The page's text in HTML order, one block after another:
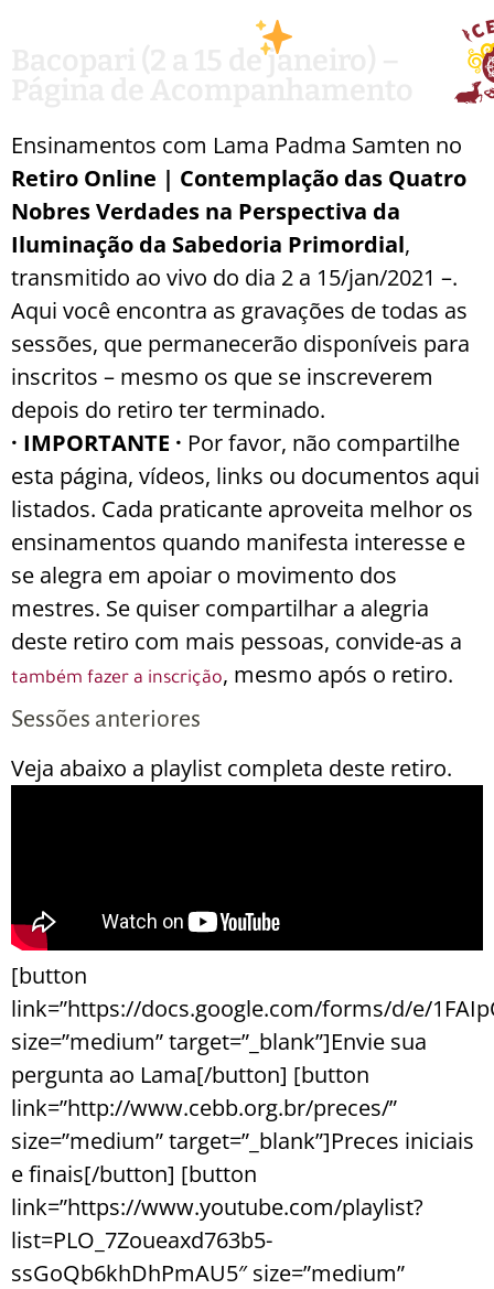
Bacopari (2 a 15 de janeiro) –
Ensinamentos com Lama Padma Samten no
Retiro Online | Contemplação das Quatro
Nobres Verdades na Perspectiva da
Iluminação da Sabedoria Primordial,
transmitido ao vivo do dia 2 a 15/jan/2021 –.
Aqui você encontra as gravações de todas as
sessões, que permanecerão disponíveis para
inscritos – mesmo os que se inscreverem
depois do retiro ter terminado.
· IMPORTANTE · Por favor, não compartilhe
esta página, vídeos, links ou documentos aqui
listados. Cada praticante aproveita melhor os
ensinamentos quando manifesta interesse e
se alegra em apoiar o movimento dos
mestres. Se quiser compartilhar a alegria
deste retiro com mais pessoas, convide-as a
também fazer a inscrição, mesmo após o retiro.
Sessões anteriores
Veja abaixo a playlist completa deste retiro.
[button
link=”https://docs.google.com/forms/d/e/
size=”medium” target=”_blank”]Envie sua
pergunta ao Lama[/button] [button
link=”http://www.cebb.org.br/preces/”
size=”medium” target=”_blank”]Preces iniciais
e finais[/button] [button
link=”https://www.youtube.com/playlist?
list=PLO_7Zoueaxd763b5-
ssGoQb6khDhPmAU5″ size=”medium”